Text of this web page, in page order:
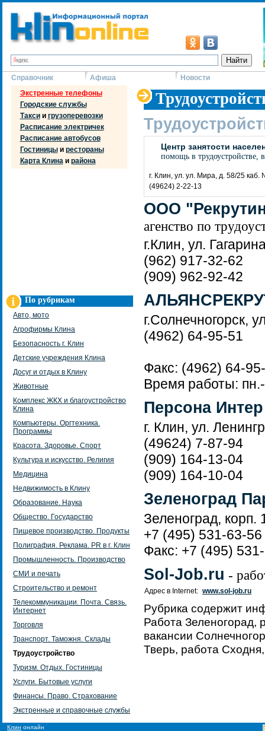
Справочник Афиша
Новости
Экстренные телефоны
Городские службы
Таксии грузоперевозки
Расписание электричек
Расписание автобусов
Гостиницыи рестораны
Карта Клинаи района
По рубрикам
Авто, мото
Агрофирмы Клина
Безопасность г. Клин
Детские учреждения Клина
Досуг и отдых в Клину
Животные
Комплекс ЖКХ и благоустройство
Клина
Компьютеры. Оргтехника.
Программы
Красота. Здоровье. Спорт
Культура и искусство. Религия
Медицина
Недвижимость в Клину
Образование. Наука
Общество. Государство
Пищевое производство. Продукты
Полиграфия. Реклама. PR в г. Клин
Промышленность. Производство
СМИ и печать
Строительство и ремонт
Телекоммуникации. Почта. Связь.
Интернет
Торговля
Транспорт. Таможня. Склады
Трудоустройство
Туризм. Отдых. Гостиницы
Услуги. Бытовые услуги
Финансы. Право. Страхование
Экстренные и справочные службы
Центр занятости
помощь в трудоустройстве,
г. Клин, ул. ул. Мира, д. 58/25 каб.
(49624) 2-22-13
ООО
агенство по
г.Клин, ул.
(962) 917-32-62
(909) 962-92-42
г.Солнечногорск,
(4962) 64-95-51
Факс: (4962) 64-
Время работы:
Персона Интер
г. Клин, ул.
(49624) 7-87-94
(909) 164-13-04
(909) 164-10-04
Зеленоград
Зеленоград, корп.
+7 (495) 531-63-56
Факс: +7 (495)
Sol-Job.ru -
Адрес в Internet: www.sol-job.ru
Рубрика содержит
Работа Зеленогорад,
вакансии
Тверь, работа
Клин онлайн